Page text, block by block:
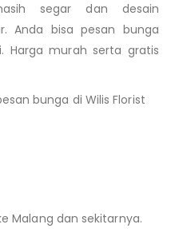
segar dan desain
Anda bisa pesan bunga
Harga murah serta gratis
bunga di Wilis Florist
Malang dan sekitarnya.